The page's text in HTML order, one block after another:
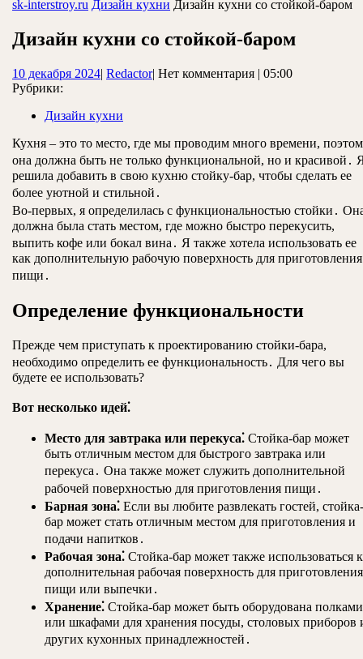
sk-interstroy.ru Дизайн кухни Дизайн кухни со стойкой-баром
Дизайн кухни со стойкой-баром
10 декабря 202410
| RedactorRedactor
| Нет комментария | 05:00
Рубрики:
Дизайн кухни
Кухня – это то место, где мы проводим много времени,
она должна быть не только функциональной, но и красивой․
решила добавить в свою кухню стойку-бар, чтобы сделать ее
более уютной и стильной․
Во-первых, я определилась с функциональностью стойки․
должна была стать местом, где можно быстро перекусить,
выпить кофе или бокал вина․ Я также хотела использовать ее
как дополнительную рабочую поверхность для приготовления
пищи․
Определение функциональности
Прежде чем приступать к проектированию стойки-бара,
необходимо определить ее функциональность․ Для чего вы
будете ее использовать?
Вот несколько идей⁚
Место для завтрака или перекуса⁚ Стойка-бар может
быть отличным местом для быстрого завтрака или
перекуса․ Она также может служить дополнительной
рабочей поверхностью для приготовления пищи․
Барная зона⁚ Если вы любите развлекать гостей, стойка-
бар может стать отличным местом для приготовления и
подачи напитков․
Рабочая зона⁚ Стойка-бар может также использоваться
дополнительная рабочая поверхность для приготовления
пищи или выпечки․
Хранение⁚ Стойка-бар может быть оборудована полками
или шкафами для хранения посуды, столовых приборов
других кухонных принадлежностей․